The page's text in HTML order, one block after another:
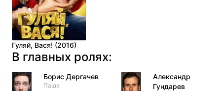
Гуляй, Вася! (2016)
В главных ролях:
Борис Дергачев
Паша
Александр
Гундарев